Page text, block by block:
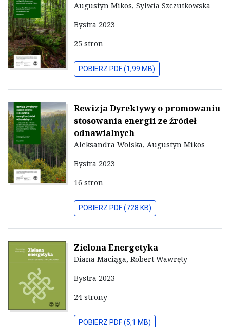
Augustyn Mikos, Sylwia Szczutkowska
Bystra 2023
25 stron
POBIERZ PDF (1,99 MB)
Rewizja Dyrektywy o promowaniu
stosowania energii ze źródeł
odnawialnych
Aleksandra Wolska, Augustyn Mikos
Bystra 2023
16 stron
POBIERZ PDF (728 KB)
Zielona Energetyka
Diana Maciąga, Robert Wawręty
Bystra 2023
24 strony
POBIERZ PDF (5,1 MB)